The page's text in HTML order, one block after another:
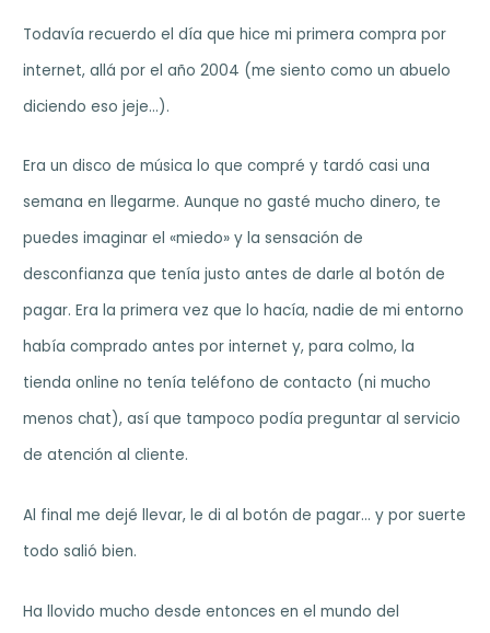
Todavía recuerdo el día que hice mi primera compra por
internet, allá por el año 2004 (me siento como un abuelo
diciendo eso jeje…).
Era un disco de música lo que compré y tardó casi una
semana en llegarme. Aunque no gasté mucho dinero, te
puedes imaginar el «miedo» y la sensación de
desconfianza que tenía justo antes de darle al botón de
pagar. Era la primera vez que lo hacía, nadie de mi entorno
había comprado antes por internet y, para colmo, la
tienda online no tenía teléfono de contacto (ni mucho
menos chat), así que tampoco podía preguntar al servicio
de atención al cliente.
Al final me dejé llevar, le di al botón de pagar… y por suerte
todo salió bien.
Ha llovido mucho desde entonces en el mundo del